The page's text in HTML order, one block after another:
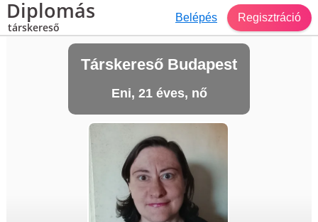
Diplomás
társkereső
Belépés Regisztráció
Társkereső Budapest
Eni, 21 éves, nő